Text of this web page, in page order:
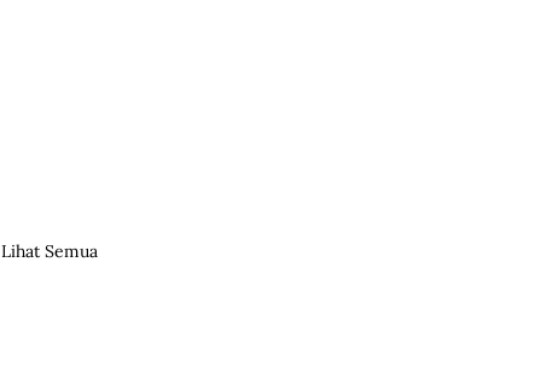
Lihat Semua